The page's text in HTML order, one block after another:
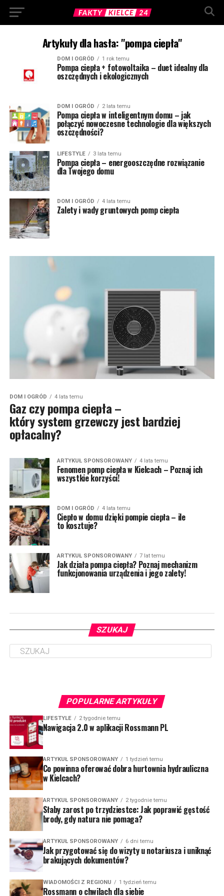
Artykuły dla hasła: "pompa ciepła"
DOM I OGRÓD 1 rok temu
Pompa ciepła + fotowoltaika – duet idealny dla
oszczędnych i ekologicznych
DOM I OGRÓD 2 lata temu
Pompa ciepła w inteligentnym domu – jak
połączyć nowoczesne technologie dla większych
oszczędności?
LIFESTYLE 3 lata temu
Pompa ciepła – energooszczędne rozwiązanie
dla Twojego domu
DOM I OGRÓD 4 lata temu
Zalety i wady gruntowych pomp ciepła
DOM I OGRÓD 4 lata temu
Gaz czy pompa ciepła –
który system grzewczy jest bardziej
opłacalny?
ARTYKUŁ SPONSOROWANY 4 lata temu
Fenomen pomp ciepła w Kielcach – Poznaj ich
wszystkie korzyści!
DOM I OGRÓD 4 lata temu
Ciepło w domu dzięki pompie ciepła – ile
to kosztuje?
ARTYKUŁ SPONSOROWANY 7 lat temu
Jak działa pompa ciepła? Poznaj mechanizm
funkcjonowania urządzenia i jego zalety!
SZUKAJ
POPULARNE ARTYKUŁY
LIFESTYLE 2 tygodnie temu
Nawigacja 2.0 w aplikacji Rossmann PL
ARTYKUŁ SPONSOROWANY 1 tydzień temu
Co powinna oferować dobra hurtownia hydrauliczna
w Kielcach?
ARTYKUŁ SPONSOROWANY 2 tygodnie temu
Słaby zarost po trzydziestce: Jak poprawić gęstość
brody, gdy natura nie pomaga?
ARTYKUŁ SPONSOROWANY 6 dni temu
Jak przygotować się do wizyty u notariusza i uniknąć
brakujących dokumentów?
WIADOMOŚCI Z REGIONU 1 tydzień temu
Rossmann o chwilach dla siebie